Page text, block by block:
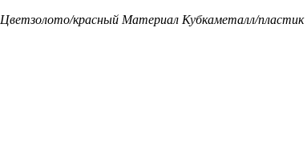
Цветзолото/красный Материал Кубкаметалл/пластик